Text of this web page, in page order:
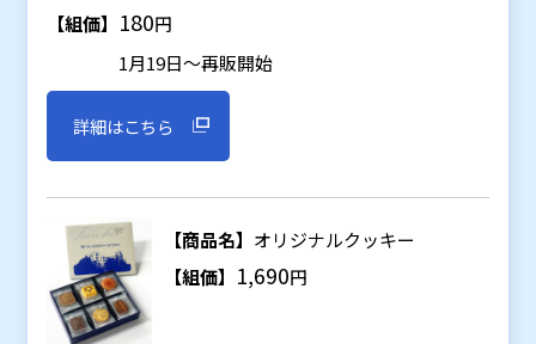
【組価】 180円
1月19日～再販開始
詳細はこちら
【商品名】 オリジナルクッキー
【組価】 1,690円